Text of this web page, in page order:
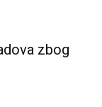
zbog